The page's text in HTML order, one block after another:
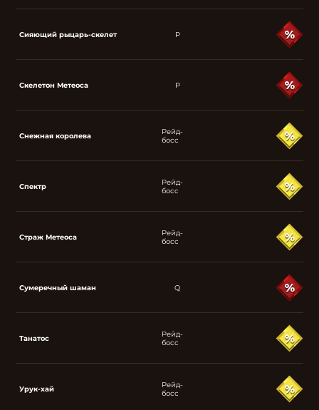
Сияющий рыцарь-скелет P
Скелетон Метеоса P
Снежная королева
Рейд-
босс
Спектр
Рейд-
босс
Страж Метеоса
Рейд-
босс
Сумеречный шаман Q
Танатос
Рейд-
босс
Урук-хай
Рейд-
босс